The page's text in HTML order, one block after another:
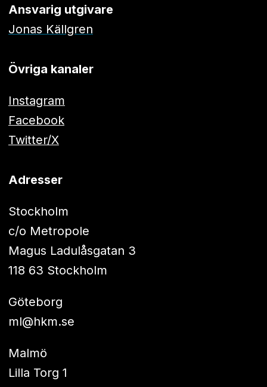
Ansvarig utgivare
Jonas Källgren
Övriga kanaler
Instagram
Facebook
Twitter/X
Adresser
Stockholm
c/o Metropole
Magus Ladulåsgatan 3
118 63 Stockholm
Göteborg
ml@hkm.se
Malmö
Lilla Torg 1